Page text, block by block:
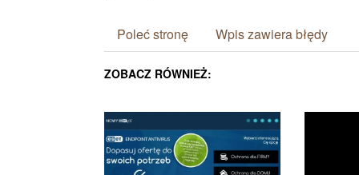
Poleć stronę Wpis zawiera błędy
ZOBACZ RÓWNIEŻ: